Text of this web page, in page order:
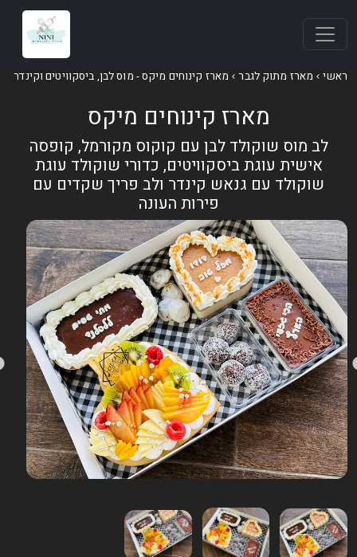
ראשי מארז מתוק לגבר מארז קינוחים מיקס - מוס לבן, ביסקוויטים וקינדר
מארז קינוחים מיקס
לב מוס שוקולד לבן עם קוקוס מקורמל, קופסה
אישית עוגת ביסקוויטים, כדורי שוקולד עוגת
שוקולד עם גנאש קינדר ולב פריך שקדים עם
פירות העונה